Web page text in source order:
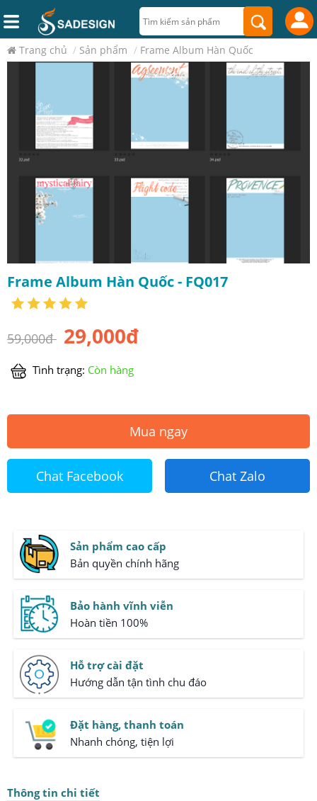
Trang chủ / Sản phẩm / Frame Album Hàn Quốc
Frame Album Hàn Quốc - FQ017
59,000đ 29,000đ
Tình trạng: Còn hàng
Mua ngay
Chat Facebook Chat Zalo
Sản phẩm cao cấp
Bản quyền chính hãng
Bảo hành vĩnh viễn
Hoàn tiền 100%
Hỗ trợ cài đặt
Hướng dẫn tận tình chu đáo
Đặt hàng, thanh toán
Nhanh chóng, tiện lợi
Thông tin chi tiết